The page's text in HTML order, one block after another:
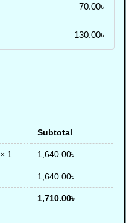
70.00৳
130.00৳
Subtotal
× 1 1,640.00৳
1,640.00৳
1,710.00৳